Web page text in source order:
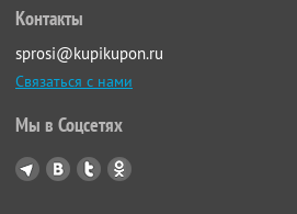
Контакты
sprosi@kupikupon.ru
Связаться с нами
Мы в Соцсетях